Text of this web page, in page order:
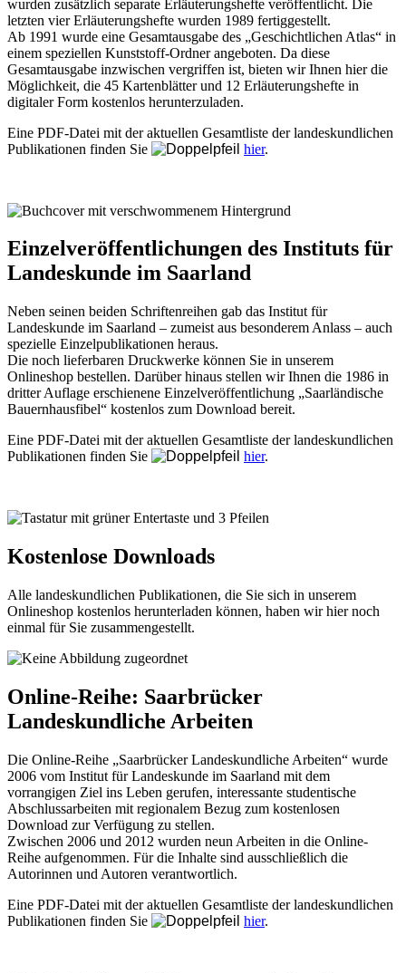
wurden zusätzlich separate Erläuterungshefte veröffentlicht. Die
letzten vier Erläuterungshefte wurden 1989 fertiggestellt.
Ab 1991 wurde eine Gesamtausgabe des „Geschichtlichen Atlas“ in
einem speziellen Kunststoff-Ordner angeboten. Da diese
Gesamtausgabe inzwischen vergriffen ist, bieten wir Ihnen hier die
Möglichkeit, die 45 Kartenblätter und 12 Erläuterungshefte in
digitaler Form kostenlos herunterzuladen.
Eine PDF-Datei mit der aktuellen Gesamtliste der landeskundlichen
Publikationen finden Sie
hier.
Einzelveröffentlichungen des Instituts für
Landeskunde im Saarland
Neben seinen beiden Schriftenreihen gab das Institut für
Landeskunde im Saarland – zumeist aus besonderem Anlass – auch
spezielle Einzelpublikationen heraus.
Die noch lieferbaren Druckwerke können Sie in unserem
Onlineshop bestellen. Darüber hinaus stellen wir Ihnen die 1986 in
dritter Auflage erschienene Einzelveröffentlichung „Saarländische
Bauernhausfibel“ kostenlos zum Download bereit.
Eine PDF-Datei mit der aktuellen Gesamtliste der landeskundlichen
Publikationen finden Sie
hier.
Kostenlose Downloads
Alle landeskundlichen Publikationen, die Sie sich in unserem
Onlineshop kostenlos herunterladen können, haben wir hier noch
einmal für Sie zusammengestellt.
Online-Reihe: Saarbrücker
Landeskundliche Arbeiten
Die Online-Reihe „Saarbrücker Landeskundliche Arbeiten“ wurde
2006 vom Institut für Landeskunde im Saarland mit dem
vorrangigen Ziel ins Leben gerufen, interessante studentische
Abschlussarbeiten mit regionalem Bezug zum kostenlosen
Download zur Verfügung zu stellen.
Zwischen 2006 und 2012 wurden neun Arbeiten in die Online-
Reihe aufgenommen. Für die Inhalte sind ausschließlich die
Autorinnen und Autoren verantwortlich.
Eine PDF-Datei mit der aktuellen Gesamtliste der landeskundlichen
Publikationen finden Sie
hier.